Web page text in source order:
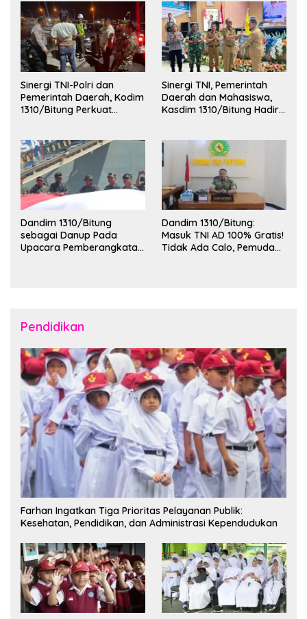
Sinergi TNI-Polri dan
Pemerintah Daerah, Kodim
1310/Bitung Perkuat
Sinergi TNI, Pemerintah
Daerah dan Mahasiswa,
Kasdim 1310/Bitung Hadiri
Kota Bitung
Dandim 1310/Bitung
sebagai Danup Pada
Upacara Pemberangkatan
Dandim 1310/Bitung:
Masuk TNI AD 100% Gratis!
Tidak Ada Calo, Pemuda
Pendidikan
Farhan Ingatkan Tiga Prioritas Pelayanan Publik:
Kesehatan, Pendidikan, dan Administrasi Kependudukan